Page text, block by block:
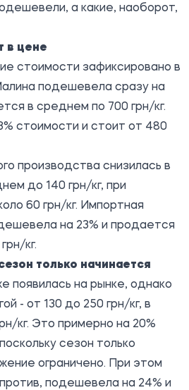
а какие, наоборот,
в цене
стоимости зафиксировано в
подешевела сразу на
в среднем по 700 грн/кг.
стоимости и стоит от 480
производства снизилась в
до 140 грн/кг, при
60 грн/кг. Импортная
на 23% и продается
кг.
только начинается
появилась на рынке, однако
- от 130 до 250 грн/кг, в
кг. Это примерно на 20%
сезон только
ограничено. При этом
подешевела на 24% и